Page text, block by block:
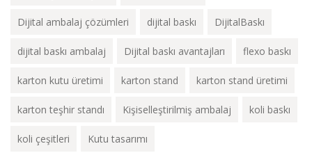
Dijital ambalaj çözümleri dijital baskı DijitalBaskı
dijital baskı ambalaj Dijital baskı avantajları flexo baskı
karton kutu üretimi karton stand karton stand üretimi
karton teşhir standı Kişiselleştirilmiş ambalaj koli baskı
koli çeşitleri Kutu tasarımı